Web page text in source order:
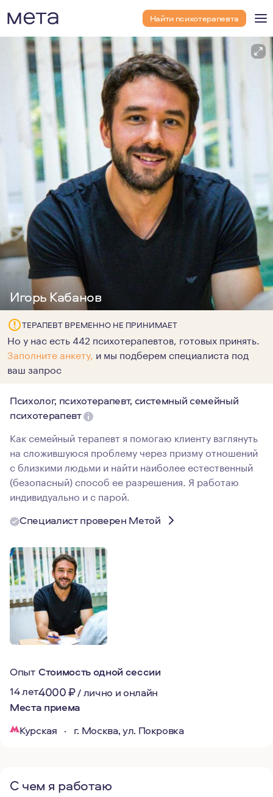
Найти психотерапевта
Игорь Кабанов
ТЕРАПЕВТ ВРЕМЕННО НЕ ПРИНИМАЕТ
Но у нас есть 442 психотерапевтов, готовых принять.
Заполните анкету, и мы подберем специалиста под
ваш запрос
Психолог, психотерапевт, системный семейный
психотерапевт
Как семейный терапевт я помогаю клиенту взглянуть
на сложившуюся проблему через призму отношений
с близкими людьми и найти наиболее естественный
(безопасный) способ ее разрешения. Я работаю
индивидуально и с парой.
Специалист проверен Метой
Опыт
14 лет
Стоимость одной сессии
4000₽/лично и онлайн
Места приема
Курская · г. Москва, ул. Покровка
С чем я работаю